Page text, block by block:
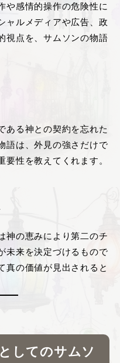
や感情的操作の危険性に
ャルメディアや広告、政
視点を、サムソンの物語
ある神との契約を忘れた
語は、外見の強さだけで
性を教えてくれます。
神の恵みにより第二のチ
未来を決定づけるもので
真の価値が見出されると
してのサムソ